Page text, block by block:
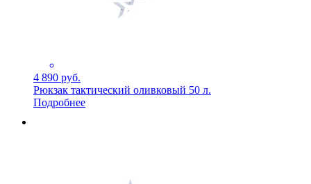
4 890 руб.
Рюкзак тактический оливковый 50 л.
Подробнее